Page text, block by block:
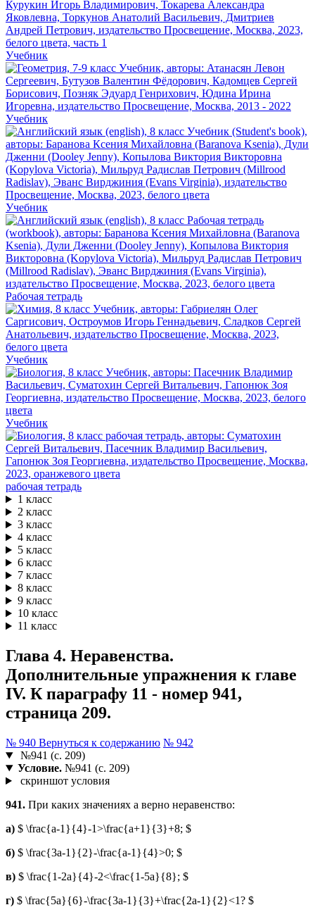
Учебник
Учебник
Учебник
Рабочая тетрадь
Учебник
Учебник
рабочая тетрадь
1 класс
2 класс
3 класс
4 класс
5 класс
6 класс
7 класс
8 класс
9 класс
10 класс
11 класс
Глава 4. Неравенства.
Дополнительные упражнения к главе
IV. К параграфу 11 - номер 941,
страница 209.
№ 940 Вернуться к содержанию № 942
№941 (с. 209)
Условие.№941 (с. 209)
скриншот условия
941. При каких значениях a верно неравенство:
а) $ \frac{a-1}{4}-1>\frac{a+1}{3}+8; $
б) $ \frac{3a-1}{2}-\frac{a-1}{4}>0; $
в) $ \frac{1-2a}{4}-2<\frac{1-5a}{8}; $
г) $ \frac{5a}{6}-\frac{3a-1}{3}+\frac{2a-1}{2}<1? $